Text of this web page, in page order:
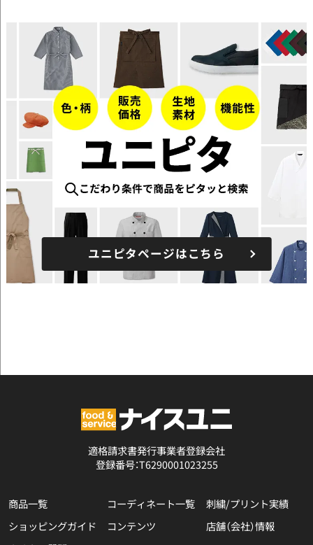
ユニピタページはこちら
適格請求書発行事業者登録会社
登録番号：T6290001023255
商品一覧 コーディネート一覧
刺繍/プリント実績
ショッピングガイド
コンテンツ
店舗（会社）情報